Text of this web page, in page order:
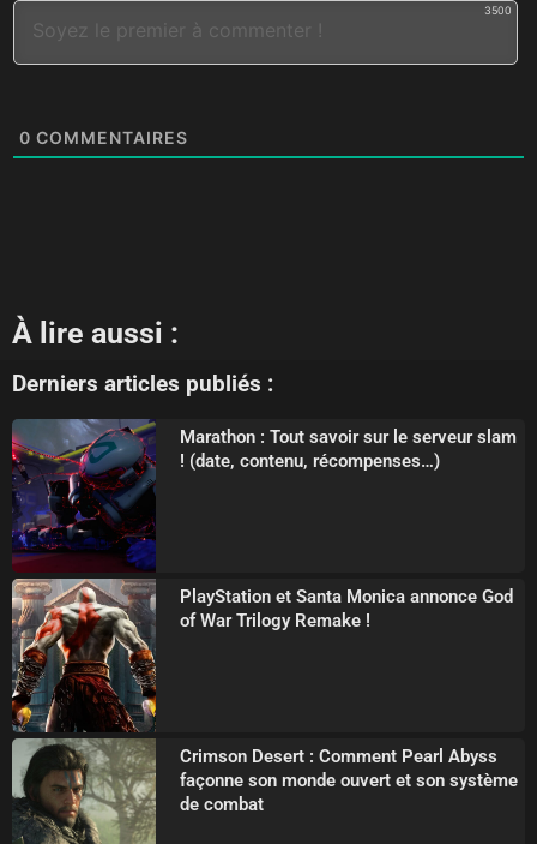
3500
0 COMMENTAIRES
À lire aussi :
Derniers articles publiés :
Marathon : Tout savoir sur le serveur slam
! (date, contenu, récompenses…)
PlayStation et Santa Monica annonce God
of War Trilogy Remake !
Crimson Desert : Comment Pearl Abyss
façonne son monde ouvert et son système
de combat